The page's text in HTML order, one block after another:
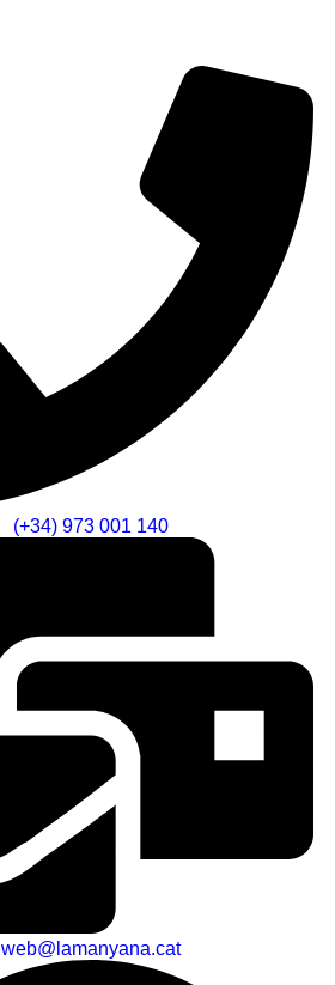
(+34) 973 001 140
web@lamanyana.cat